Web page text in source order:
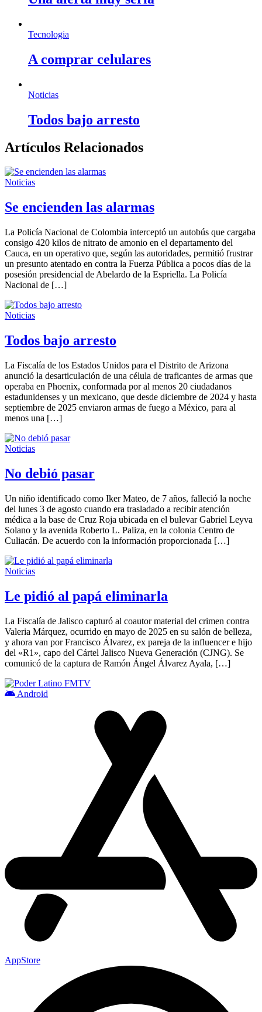
Tecnologia
A comprar celulares
Noticias
Todos bajo arresto
Artículos Relacionados
Noticias
Se encienden las alarmas
La Policía Nacional de Colombia interceptó un autobús que cargaba
consigo 420 kilos de nitrato de amonio en el departamento del
Cauca, en un operativo que, según las autoridades, permitió frustrar
un presunto atentado en contra la Fuerza Pública a pocos días de la
posesión presidencial de Abelardo de la Espriella. La Policía
Nacional de […]
Noticias
Todos bajo arresto
La Fiscalía de los Estados Unidos para el Distrito de Arizona
anunció la desarticulación de una célula de traficantes de armas que
operaba en Phoenix, conformada por al menos 20 ciudadanos
estadunidenses y un mexicano, que desde diciembre de 2024 y hasta
septiembre de 2025 enviaron armas de fuego a México, para al
menos una […]
Noticias
No debió pasar
Un niño identificado como Iker Mateo, de 7 años, falleció la noche
del lunes 3 de agosto cuando era trasladado a recibir atención
médica a la base de Cruz Roja ubicada en el bulevar Gabriel Leyva
Solano y la avenida Roberto L. Paliza, en la colonia Centro de
Culiacán. De acuerdo con la información proporcionada […]
Noticias
Le pidió al papá eliminarla
La Fiscalía de Jalisco capturó al coautor material del crimen contra
Valeria Márquez, ocurrido en mayo de 2025 en su salón de belleza,
y ahora van por Francisco Álvarez, ex pareja de la influencer e hijo
del «R1», capo del Cártel Jalisco Nueva Generación (CJNG). Se
comunicó de la captura de Ramón Ángel Álvarez Ayala, […]
Android
AppStore